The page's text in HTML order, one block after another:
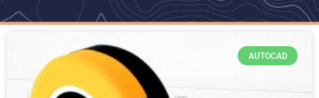
AUTOCAD